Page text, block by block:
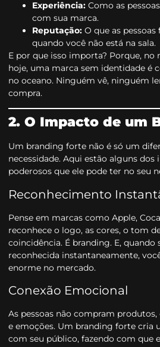
Experiência: Como as
com sua marca.
Reputação: O que as
quando você não está na sala.
E por que isso importa? Porque,
hoje, uma marca sem identidade é
no oceano. Ninguém vê, ninguém
compra.
2. O Impacto de um
Um branding forte não é só um
necessidade. Aqui estão alguns
poderosos que ele pode ter no seu
Reconhecimento
Pense em marcas como Apple,
reconhece o logo, as cores, o tom
coincidência. É branding. E, quando
reconhecida instantaneamente,
enorme no mercado.
Conexão Emocional
As pessoas não compram
e emoções. Um branding forte cria
com seu público, fazendo com que